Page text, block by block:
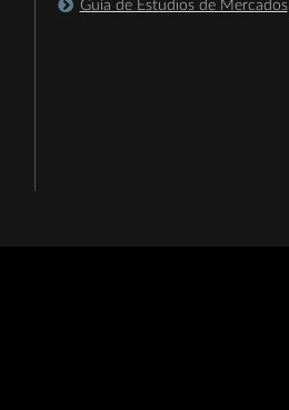
Guía de Estudios de Mercados